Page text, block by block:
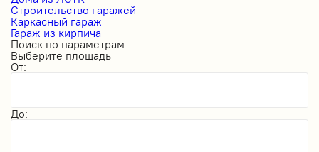
Строительство гаражей
Каркасный гараж
Гараж из кирпича
Поиск по параметрам
Выберите площадь
От:
До: